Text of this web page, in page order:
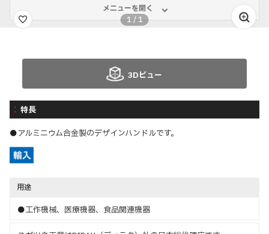
メニューを開く
1 /1
3Dビュー
特長
●アルミニウム合金製のデザインハンドルです。
用途
●工作機械、医療機器、食品関連機器